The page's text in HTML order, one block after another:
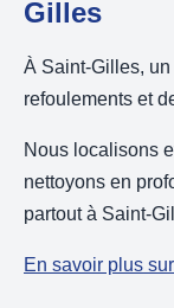
Gilles
À Saint-Gilles,
refoulements et
Nous localisons
nettoyons en
partout à Saint-
En savoir plus